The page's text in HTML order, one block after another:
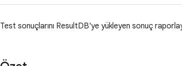
Test sonuçlarını ResultDB'ye yükleyen sonuç